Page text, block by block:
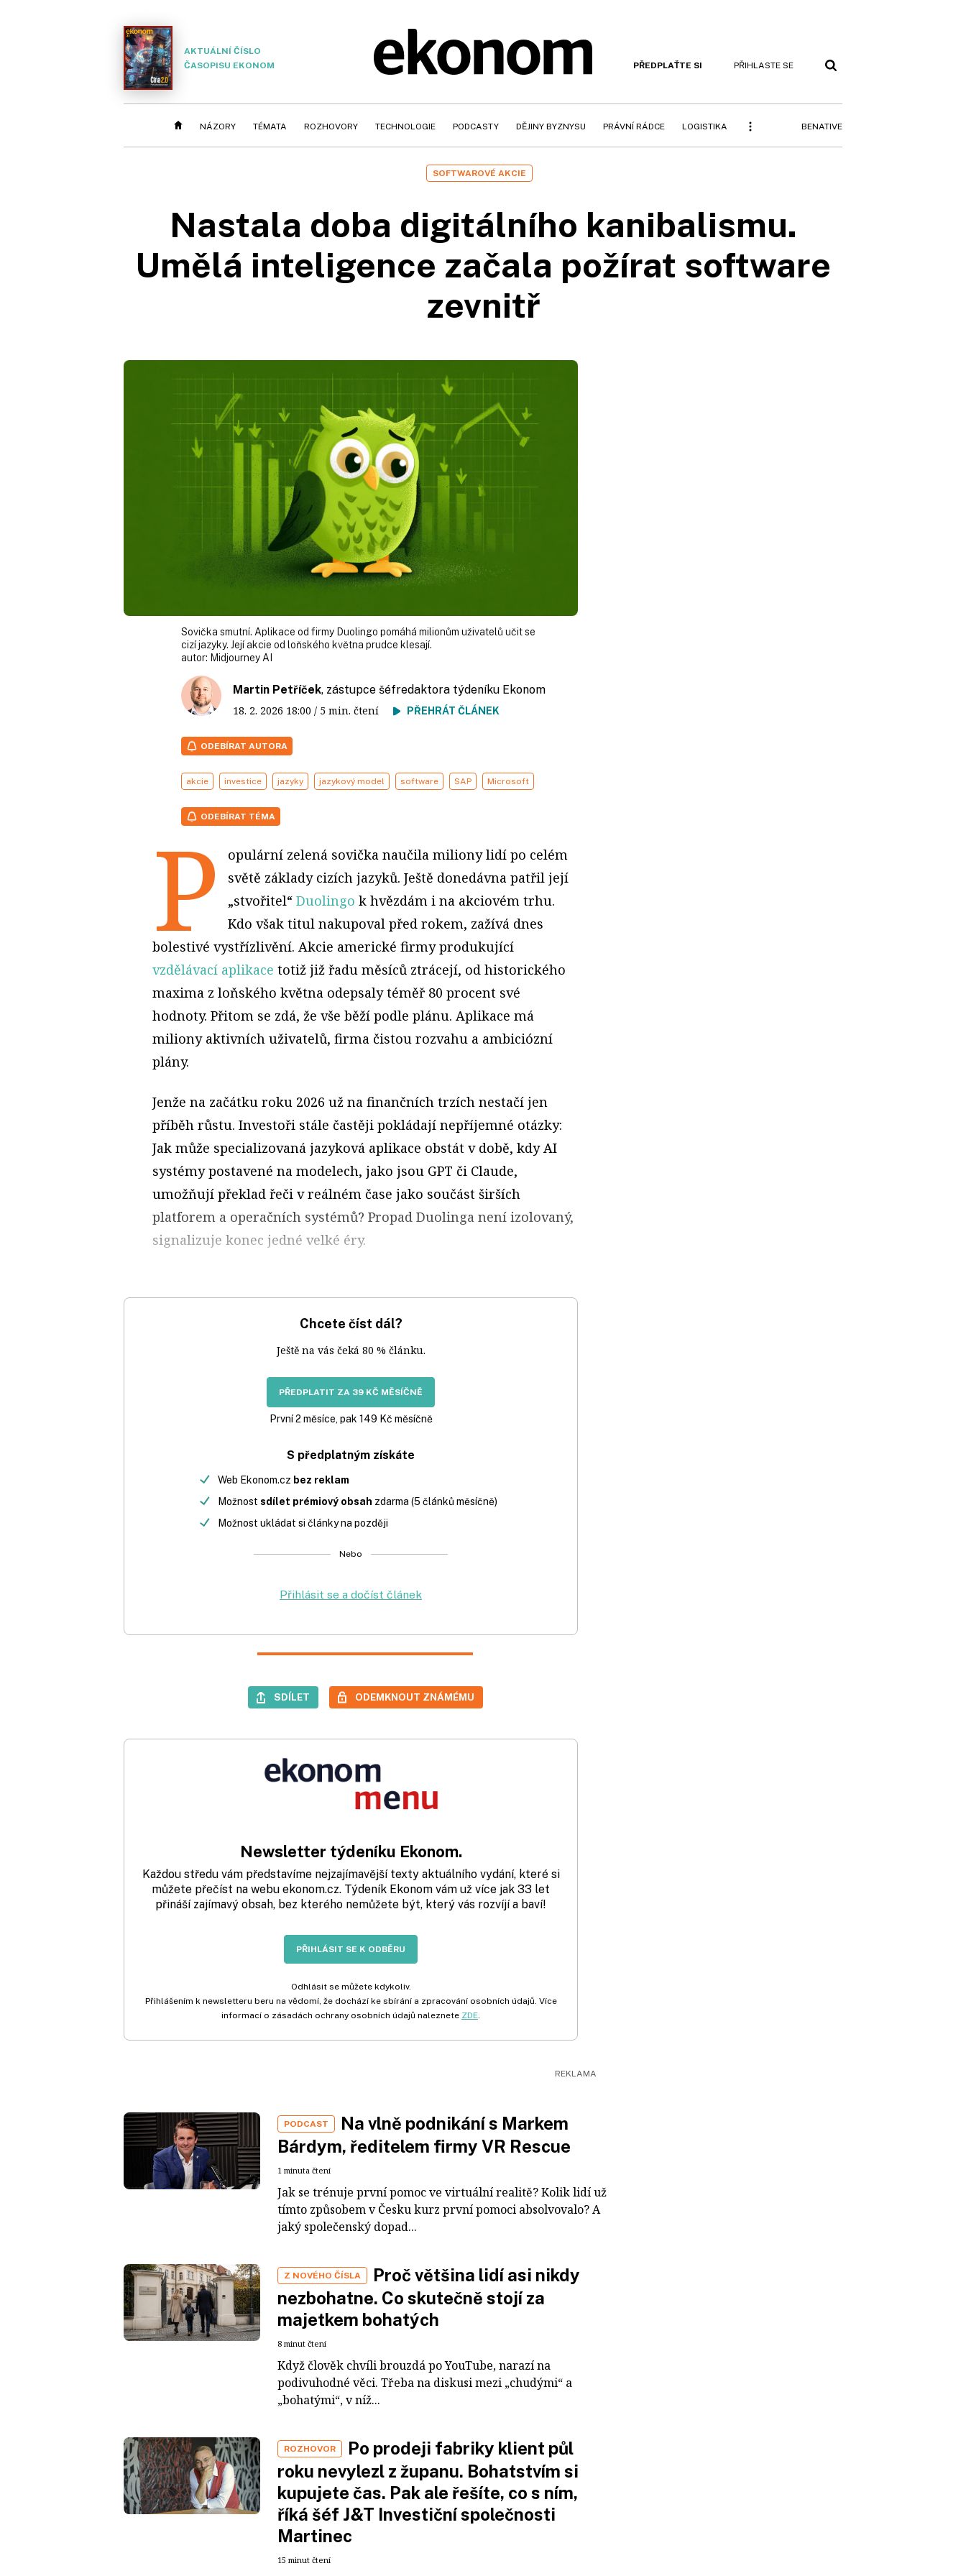
AKTUÁLNÍ ČÍSLO
ČASOPISU EKONOM
PŘEDPLAŤTE SI PŘIHLASTE SE
NÁZORY TÉMATA ROZHOVORY TECHNOLOGIE PODCASTY DĚJINY BYZNYSU PRÁVNÍ RÁDCE LOGISTIKA BENATIVE
SOFTWAROVÉ AKCIE
Nastala doba digitálního kanibalismu.
Umělá inteligence začala požírat software
zevnitř
Sovička smutní. Aplikace od firmy Duolingo pomáhá milionům uživatelů učit se
cizí jazyky. Její akcie od loňského května prudce klesají.
autor: Midjourney AI
Martin Petříček, zástupce šéfredaktora týdeníku Ekonom
18. 2. 2026 18:00 / 5 min. čtení PŘEHRÁT ČLÁNEK
ODEBÍRAT AUTORA
akcie investice jazyky jazykový model software SAP Microsoft
ODEBÍRAT TÉMA
P
opulární zelená sovička naučila miliony lidí po celém
světě základy cizích jazyků. Ještě donedávna patřil její
„stvořitel“ Duolingo k hvězdám i na akciovém trhu.
Kdo však titul nakupoval před rokem, zažívá dnes
bolestivé vystřízlivění. Akcie americké firmy produkující
vzdělávací aplikace totiž již řadu měsíců ztrácejí, od historického
maxima z loňského května odepsaly téměř 80 procent své
hodnoty. Přitom se zdá, že vše běží podle plánu. Aplikace má
miliony aktivních uživatelů, firma čistou rozvahu a ambiciózní
plány.
Jenže na začátku roku 2026 už na finančních trzích nestačí jen
příběh růstu. Investoři stále častěji pokládají nepříjemné otázky:
Jak může specializovaná jazyková aplikace obstát v době, kdy AI
systémy postavené na modelech, jako jsou GPT či Claude,
umožňují překlad řeči v reálném čase jako součást širších
platforem a operačních systémů? Propad Duolinga není izolovaný,
signalizuje konec jedné velké éry.
Chcete číst dál?
Ještě na vás čeká 80 % článku.
PŘEDPLATIT ZA 39 KČ MĚSÍČNĚ
První 2 měsíce, pak 149 Kč měsíčně
S předplatným získáte
Web Ekonom.cz bez reklam
Možnost sdílet prémiový obsah zdarma (5 článků měsíčně)
Možnost ukládat si články na později
Nebo
Přihlásit se a dočíst článek
SDÍLET ODEMKNOUT ZNÁMÉMU
Newsletter týdeníku Ekonom.
Každou středu vám představíme nejzajímavější texty aktuálního vydání, které si
můžete přečíst na webu ekonom.cz. Týdeník Ekonom vám už více jak 33 let
přináší zajímavý obsah, bez kterého nemůžete být, který vás rozvíjí a baví!
PŘIHLÁSIT SE K ODBĚRU
Odhlásit se můžete kdykoliv.
Přihlášením k newsletteru beru na vědomí, že dochází ke sbírání a zpracování osobních údajů. Více
informací o zásadách ochrany osobních údajů naleznete ZDE
PODCAST
Na vlně podnikání s Markem
Bárdym, ředitelem firmy VR Rescue
1 minuta čtení
Jak se trénuje první pomoc ve virtuální realitě? Kolik lidí už
tímto způsobem v Česku kurz první pomoci absolvovalo? A
jaký společenský dopad...
Z NOVÉHO ČÍSLA
Proč většina lidí asi nikdy
nezbohatne. Co skutečně stojí za
majetkem bohatých
8 minut čtení
Když člověk chvíli brouzdá po YouTube, narazí na
podivuhodné věci. Třeba na diskusi mezi „chudými“ a
„bohatými“, v níž...
ROZHOVOR
Po prodeji fabriky klient půl
roku nevylezl z županu. Bohatstvím si
kupujete čas. Pak ale řešíte, co s ním,
říká šéf J&T Investiční společnosti
Martinec
15 minut čtení